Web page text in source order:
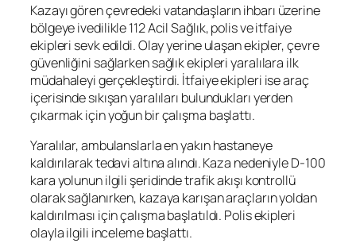
Kazayı gören çevredeki vatandaşların ihbarı üzerine
bölgeye ivedilikle 112 Acil Sağlık, polis ve itfaiye
ekipleri sevk edildi. Olay yerine ulaşan ekipler, çevre
güvenliğini sağlarken sağlık ekipleri yaralılara ilk
müdahaleyi gerçekleştirdi. İtfaiye ekipleri ise araç
içerisinde sıkışan yaralıları bulundukları yerden
çıkarmak için yoğun bir çalışma başlattı.
Yaralılar, ambulanslarla en yakın hastaneye
kaldırılarak tedavi altına alındı. Kaza nedeniyle D-100
kara yolunun ilgili şeridinde trafik akışı kontrollü
olarak sağlanırken, kazaya karışan araçların yoldan
kaldırılması için çalışma başlatıldı. Polis ekipleri
olayla ilgili inceleme başlattı.